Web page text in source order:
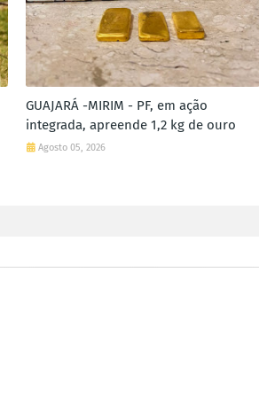
GUAJARÁ -MIRIM - PF, em ação
integrada, apreende 1,2 kg de ouro
Agosto 05, 2026